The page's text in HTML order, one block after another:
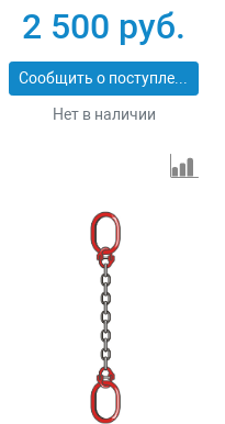
2 500 руб.
Сообщить о поступлении
Нет в наличии